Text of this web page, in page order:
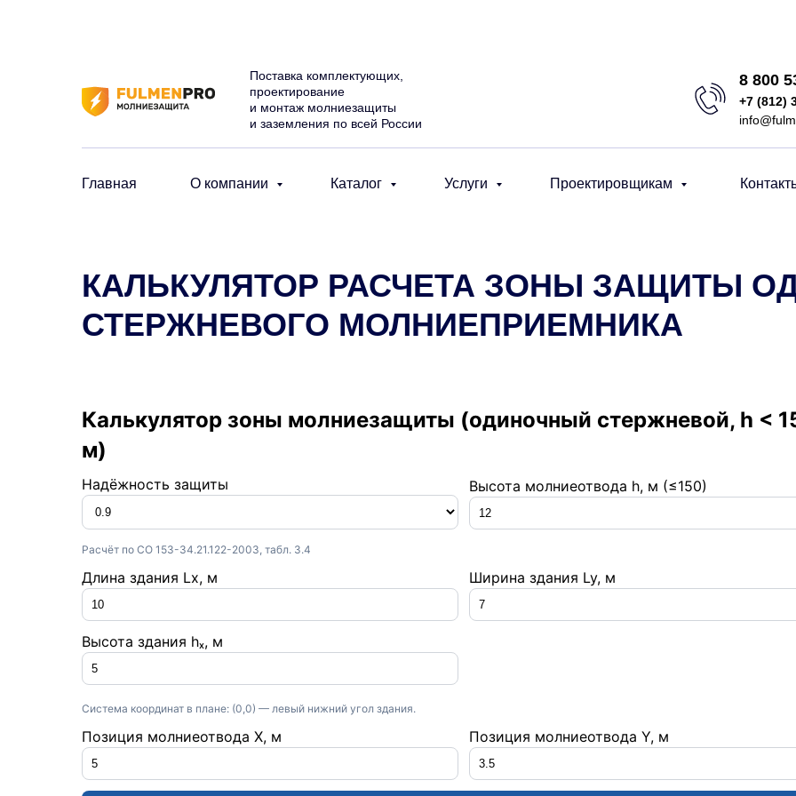
Поставка комплектующих,
проектирование
и монтаж молниезащиты
и заземления по всей России
8 800
+7 (812)
Главная О компании Каталог Услуги Проектировщикам
КАЛЬКУЛЯТОР РАСЧЕТА ЗОНЫ ЗАЩИТЫ
СТЕРЖНЕВОГО МОЛНИЕПРИЕМНИКА
Калькулятор зоны молниезащиты (одиночный стержневой, h <
м)
Надёжность защиты Высота молниеотвода h, м (≤150)
Расчёт по СО 153-34.21.122-2003, табл. 3.4
Длина здания Lx, м Ширина здания Ly, м
Высота здания hₓ, м
Система координат в плане: (0,0) — левый нижний угол здания.
Позиция молниеотвода X, м Позиция молниеотвода Y, м